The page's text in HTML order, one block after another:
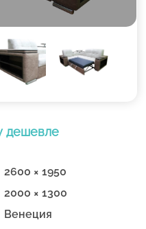
дешевле
2600 × 1950
2000 × 1300
Венеция